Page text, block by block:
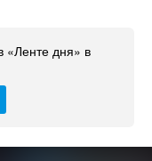
«Ленте дня» в